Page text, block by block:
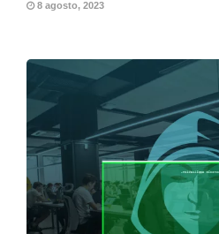
8 agosto, 2023